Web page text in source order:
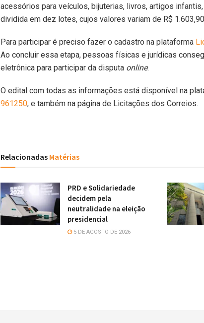
acessórios para veículos, bijuterias, livros, artigos
dividida em dez lotes, cujos valores variam de R$
Para participar é preciso fazer o cadastro na plataforma
Ao concluir essa etapa, pessoas físicas e jurídicas
eletrônica para participar da disputa online.
O edital com todas as informações está disponível na
961250, e também na página de Licitações dos Correios.
Relacionadas Matérias
PRD e Solidariedade
decidem pela
neutralidade na eleição
presidencial
5 DE AGOSTO DE 2026